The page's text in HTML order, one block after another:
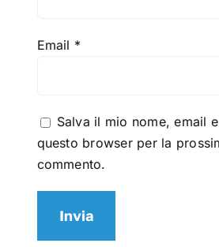
Email *
Salva il mio nome, email
questo browser per la
commento.